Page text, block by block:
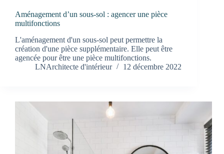
Aménagement d’un sous-sol : agencer une pièce
multifonctions
L'aménagement d'un sous-sol peut permettre la
création d'une pièce supplémentaire. Elle peut être
agencée pour être une pièce multifonctions.
LNArchitecte d'intérieur
12 décembre 2022